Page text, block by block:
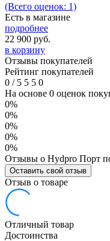
(Всего оценок: 1)
Есть в магазине
подробнее
22 900 руб.
в корзину
Отзывы покупателей
Рейтинг покупателей
0 /5 5 5 0
На основе 0 оценок
0%
0%
0%
0%
0%
Отзывы о Hydpro Порт
Оставить свой отзыв
Отзыв о товаре
Отличный товар
Достоинства